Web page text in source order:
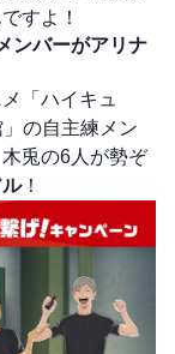
すよ！
ンバーがアリナ
「ハイキュ
の自主練メン
兎の6人が勢ぞ
！